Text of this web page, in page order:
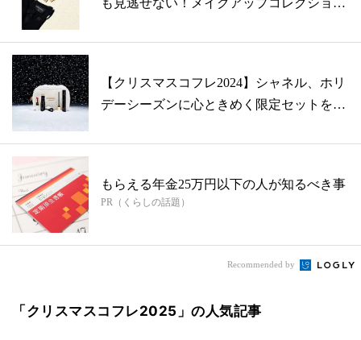
も見逃せない！メイクアップコレクショ
【クリスマスコフレ2024】シャネル、ホリ
デーシーズンに心ときめく限定セットを
もらえる年金25万円以下の人が知るべき事
PR（くらしの話題）
Recommended by
「クリスマスコフレ2025」の人気記事